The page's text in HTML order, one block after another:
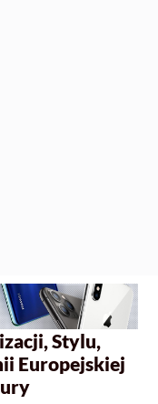
Stylu,
Europejskiej